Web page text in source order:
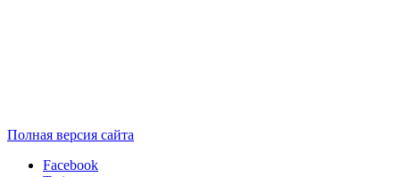
Полная версия сайта
Facebook